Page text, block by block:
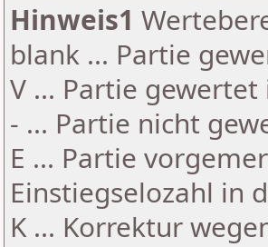
Hinweis1
blank ... Partie
V ... Partie
- ... Partie nicht
E ... Partie
Einstiegselozahl in
K ... Korrektur